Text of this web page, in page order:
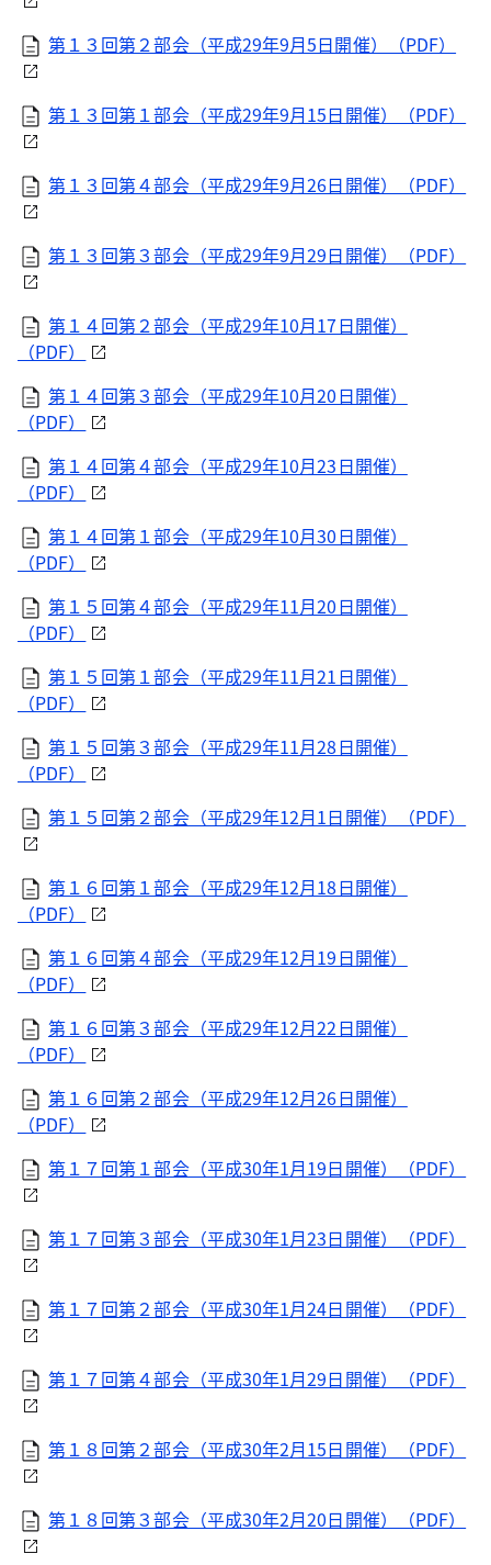
第１３回第２部会（平成29年9月5日開催）（PDF）
第１３回第１部会（平成29年9月15日開催）（PDF）
第１３回第４部会（平成29年9月26日開催）（PDF）
第１３回第３部会（平成29年9月29日開催）（PDF）
第１４回第２部会（平成29年10月17日開催）
（PDF）
第１４回第３部会（平成29年10月20日開催）
（PDF）
第１４回第４部会（平成29年10月23日開催）
（PDF）
第１４回第１部会（平成29年10月30日開催）
（PDF）
第１５回第４部会（平成29年11月20日開催）
（PDF）
第１５回第１部会（平成29年11月21日開催）
（PDF）
第１５回第３部会（平成29年11月28日開催）
（PDF）
第１５回第２部会（平成29年12月1日開催）（PDF）
第１６回第１部会（平成29年12月18日開催）
（PDF）
第１６回第４部会（平成29年12月19日開催）
（PDF）
第１６回第３部会（平成29年12月22日開催）
（PDF）
第１６回第２部会（平成29年12月26日開催）
（PDF）
第１７回第１部会（平成30年1月19日開催）（PDF）
第１７回第３部会（平成30年1月23日開催）（PDF）
第１７回第２部会（平成30年1月24日開催）（PDF）
第１７回第４部会（平成30年1月29日開催）（PDF）
第１８回第２部会（平成30年2月15日開催）（PDF）
第１８回第３部会（平成30年2月20日開催）（PDF）